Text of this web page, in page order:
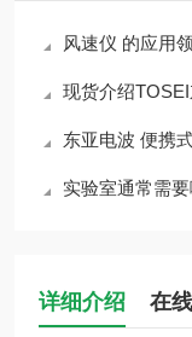
风速仪 的应用
现货介绍
东亚电波 便携
实验室通常需
详细介绍 在